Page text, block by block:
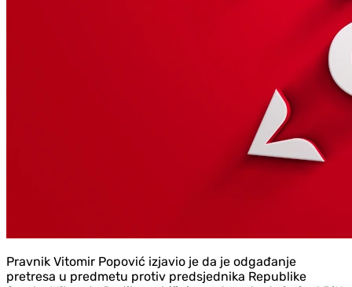
Pravnik Vitomir Popović izjavio je da je odgađanje
pretresa u predmetu protiv predsjednika Republike